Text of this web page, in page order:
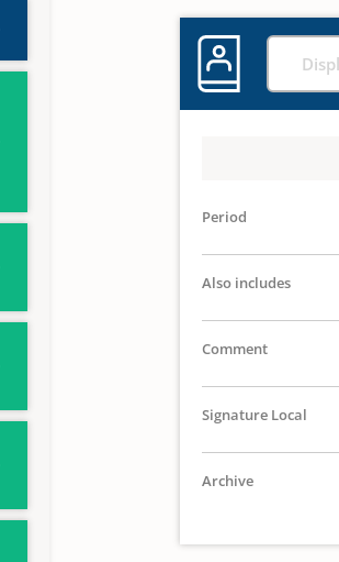
Period
Also includes
Comment
Signature Local
Archive